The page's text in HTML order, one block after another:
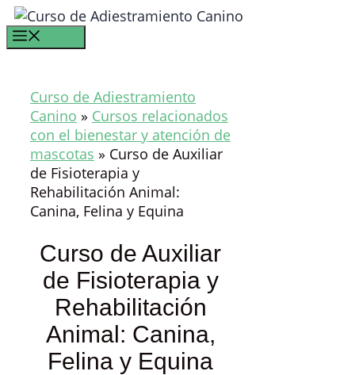
Saltar
al
contenido
Curso de Adiestramiento
Canino » Cursos relacionados
con el bienestar y atención de
mascotas » Curso de Auxiliar
de Fisioterapia y
Rehabilitación Animal:
Canina, Felina y Equina
Curso de Auxiliar
de Fisioterapia y
Rehabilitación
Animal: Canina,
Felina y Equina